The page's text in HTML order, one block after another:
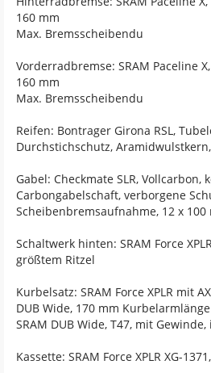
160 mm
Max. Bremsscheibendu
Vorderradbremse: SRAM Paceline
160 mm
Max. Bremsscheibendu
Reifen: Bontrager Girona RSL,
Durchstichschutz, Aramidwulstkern,
Gabel: Checkmate SLR, Vollcarbon,
Carbongabelschaft, verborgene
Scheibenbremsaufnahme, 12 x 100
Schaltwerk hinten: SRAM Force
größtem Ritzel
Kurbelsatz: SRAM Force XPLR mit
DUB Wide, 170 mm Kurbelarmlänge
SRAM DUB Wide, T47, mit
Kassette: SRAM Force XPLR XG-